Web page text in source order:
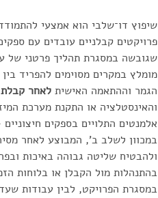
שיפוץ דו־שלבי הוא אמצעי
פרויקטים קבלניים עובדים עם
שגובשה במסגרת תהליך פרטני של
מומלץ במקרים מסוימים להפריד
הגמר וההתאמה האישית לאחר
והאינסטלציה או התקנת מערכת
אלמנטים התלויים בספקים
במכוון לשלב ב', המבוצע לאחר
ולהבטיח שליטה גבוהה באיכות
בהתנהלות מול הקבלן או בלוחות
במסגרת הפרויקט, לבין עבודות